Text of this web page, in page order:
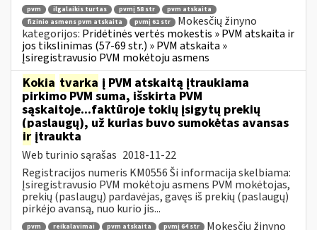
pvm ilgalaikis turtas pvmį 58 str
pvm atskaita
fizinio asmens pvm atskaita
pvmį 61 str
Mokesčių žinyno
kategorijos: Pridėtinės vertės mokestis » PVM atskaita ir
jos tikslinimas (57-69 str.) » PVM atskaita »
Įsiregistravusio PVM mokėtoju asmens
Kokia tvarka į PVM atskaitą įtraukiama
pirkimo PVM suma, išskirta PVM
sąskaitoje...faktūroje tokių įsigytų prekių
(paslaugų), už kurias buvo sumokėtas avansas
ir įtraukta
Web turinio sąrašas 2018-11-22
Registracijos numeris KM0556 Ši informacija skelbiama:
Įsiregistravusio PVM mokėtoju asmens PVM mokėtojas,
prekių (paslaugų) pardavėjas, gavęs iš prekių (paslaugų)
pirkėjo avansą, nuo kurio jis...
pvm reikalavimai pvm atskaita pvmį 64 str Mokesčių žinyno